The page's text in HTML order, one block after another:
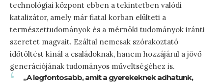
technológiai központ ebben a tekintetben valódi
katalizátor, amely már fiatal korban elülteti a
természettudományok és a mérnöki tudományok iránti
szeretet magvait. Ezáltal nemcsak szórakoztató
időtöltést kínál a családoknak, hanem hozzájárul a jövő
generációjának tudományos műveltségéhez is.
„A legfontosabb, amit a gyerekeknek adhatunk,